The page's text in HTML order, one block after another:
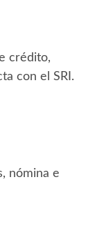
crédito,
con el SRI.
nómina e